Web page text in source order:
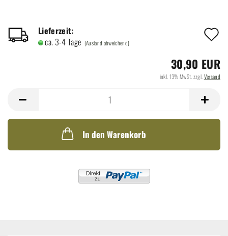
Lieferzeit:
ca. 3-4 Tage (Ausland abweichend)
30,90 EUR
inkl. 13% MwSt. zzgl. Versand
In den Warenkorb